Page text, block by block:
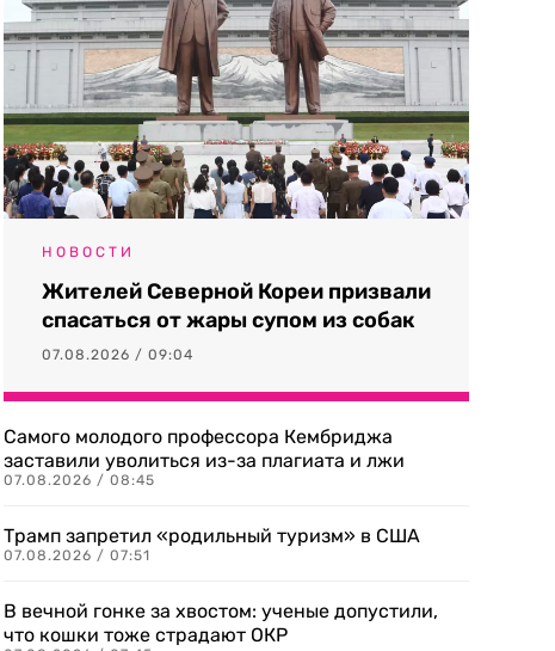
НОВОСТИ
Жителей Северной Кореи призвали
спасаться от жары супом из собак
07.08.2026 / 09:04
Самого молодого профессора Кембриджа
заставили уволиться из-за плагиата и лжи
07.08.2026 / 08:45
Трамп запретил «родильный туризм» в США
07.08.2026 / 07:51
В вечной гонке за хвостом: ученые допустили,
что кошки тоже страдают ОКР